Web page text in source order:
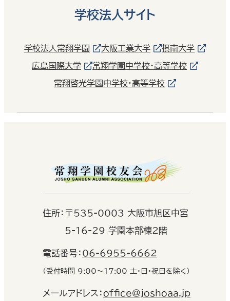
学校法人サイト
学校法人常翔学園 大阪工業大学 摂南大学
広島国際大学 常翔学園中学校・高等学校
常翔啓光学園中学校・高等学校
住所： 〒535-0003 大阪市旭区中宮
5-16-29 学園本部棟2階
電話番号： 06-6955-6662
（受付時間 9:00〜17:00 土・日・祝日を除く）
メールアドレス：office@joshoaa.jp